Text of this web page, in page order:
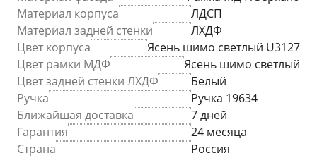
Материал корпуса
ЛДСП
Материал задней стенки
ЛХДФ
Цвет корпуса
Ясень шимо светлый U3127
Цвет рамки МДФ
Ясень шимо светлый
Цвет задней стенки ЛХДФ
Белый
Ручка
Ручка 19634
Ближайшая доставка
7 дней
Гарантия
24 месяца
Страна
Россия